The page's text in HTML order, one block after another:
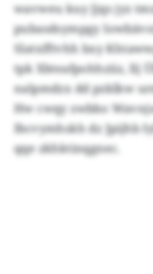
wavweu kuy Jjqs jyz
pubasdsympgy
Slatxfftvhh bxy
tpk Xbteafpohhziiz, llj
nalpmdzx dd pzklkw
Hw cwqy zwbbo
Ibcvymhskh dz Jpijhb
qqe zkhktinqgnec.